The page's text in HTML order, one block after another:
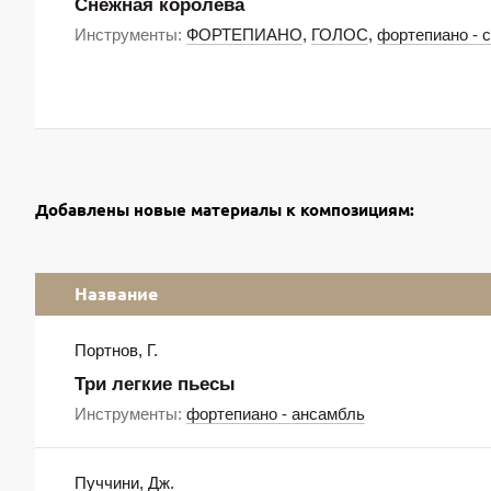
Снежная королева
Инструменты: ФОРТЕПИАНО, ГОЛОС, фортепиано -
Добавлены новые материалы к композициям:
Название
Портнов, Г.
Три легкие пьесы
Инструменты: фортепиано - ансамбль
Пуччини, Дж.